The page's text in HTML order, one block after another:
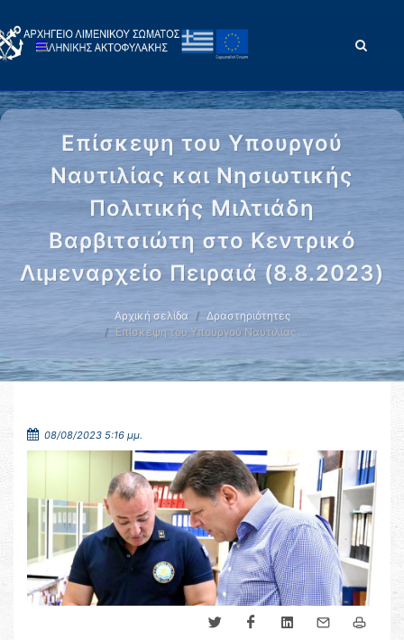
Επίσκεψη του Υπουργού
Ναυτιλίας και Νησιωτικής
Πολιτικής Μιλτιάδη
Βαρβιτσιώτη στο Κεντρικό
Λιμεναρχείο Πειραιά (8.8.2023)
Αρχική σελίδα
Δραστηριότητες
Επίσκεψη του Υπουργού Ναυτιλίας …
08/08/2023 5:16 μμ.